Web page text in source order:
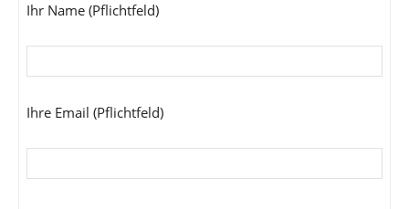
Ihr Name (Pflichtfeld)
Ihre Email (Pflichtfeld)